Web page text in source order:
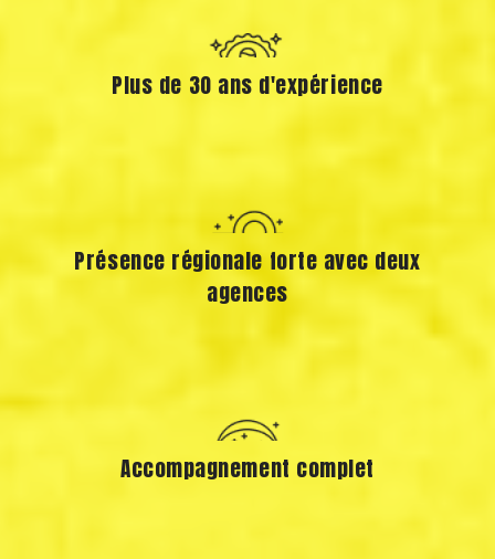
Plus de 30 ans d'expérience
Présence régionale forte avec deux
agences
Accompagnement complet